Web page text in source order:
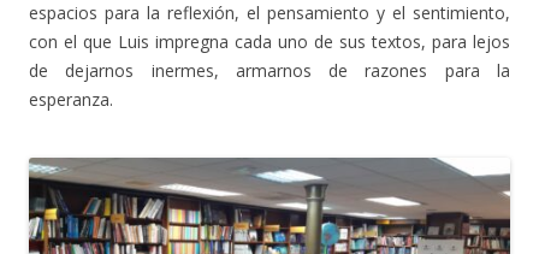
espacios para la reflexión, el pensamiento y el sentimiento,
con el que Luis impregna cada uno de sus textos, para lejos
de dejarnos inermes, armarnos de razones para la
esperanza.